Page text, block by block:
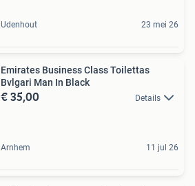
Udenhout 23 mei 26
Emirates Business Class Toilettas
Bvlgari Man In Black
€ 35,00 Details
Arnhem 11 jul 26